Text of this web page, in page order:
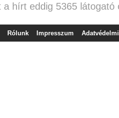
a hírt eddig 5365 látogató
Rólunk Impresszum